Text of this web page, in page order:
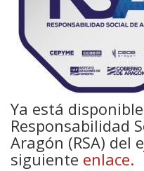
Ya está
Responsabilidad
Aragón (RSA) del
siguiente enlace.